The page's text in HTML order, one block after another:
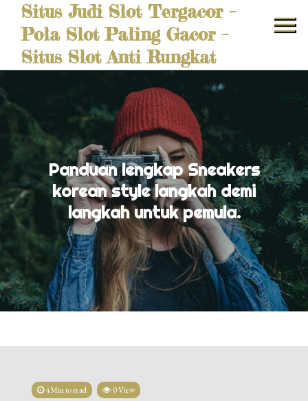
content
Situs Judi Slot Tergacor –
Pola Slot Paling Gacor –
Situs Slot Anti Rungkat
Panduan lengkap Sneakers
korean style langkah demi
langkah untuk pemula.
4Min to read 0 View